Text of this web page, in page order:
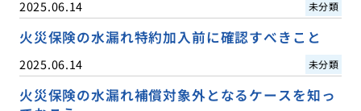
2025.06.14 未分類
火災保険の水漏れ特約加入前に確認すべきこと
2025.06.14 未分類
火災保険の水漏れ補償対象外となるケースを知っ